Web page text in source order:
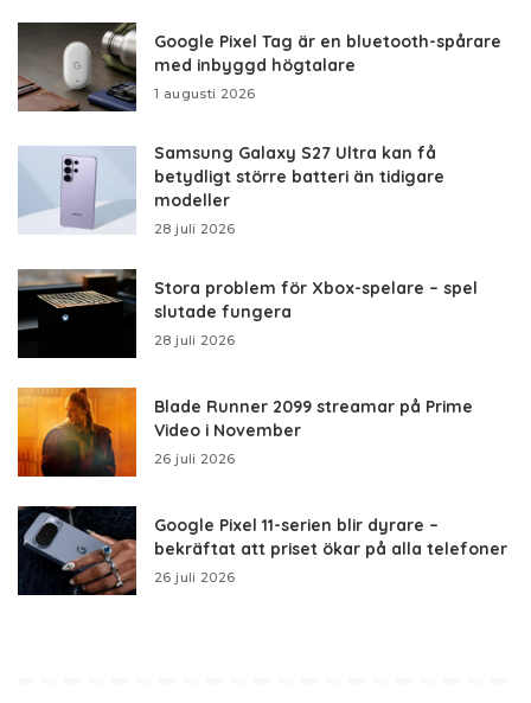
Google Pixel Tag är en bluetooth-spårare
med inbyggd högtalare
1 augusti 2026
Samsung Galaxy S27 Ultra kan få
betydligt större batteri än tidigare
modeller
28 juli 2026
Stora problem för Xbox-spelare – spel
slutade fungera
28 juli 2026
Blade Runner 2099 streamar på Prime
Video i November
26 juli 2026
Google Pixel 11-serien blir dyrare –
bekräftat att priset ökar på alla telefoner
26 juli 2026